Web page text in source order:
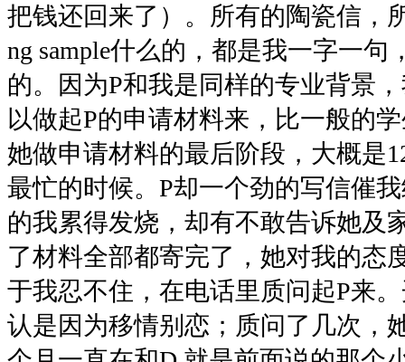
把钱还回来了）。所有的陶瓷信，
ng sample什么的，都是我一字一句
的。因为P和我是同样的专业背景
以做起P的申请材料来，比一般的
她做申请材料的最后阶段，大概是
最忙的时候。P却一个劲的写信催
的我累得发烧，却有不敢告诉她及
了材料全部都寄完了，她对我的态
于我忍不住，在电话里质问起P来
认是因为移情别恋；质问了几次，